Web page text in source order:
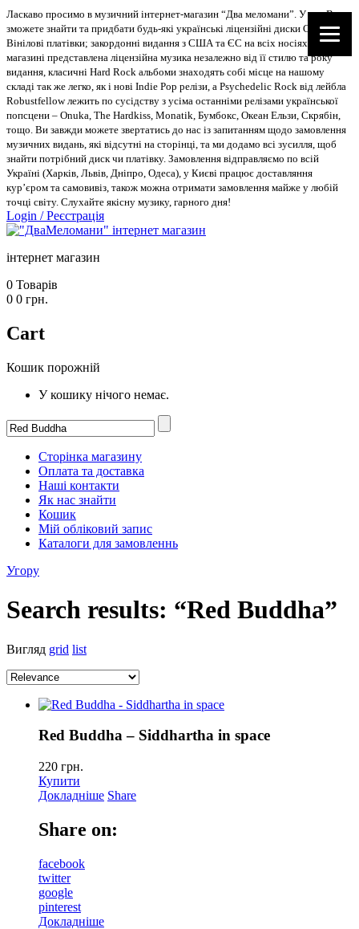
Ласкаво просимо в музичний інтернет-магазин “Два меломани”. У нас Ви
зможете знайти та придбати будь-які українські ліцензійні диски CD, DVD,
Вінілові платівки; закордонні видання з США та ЄС на всіх носіях. В
магазині представлена ліцензійна музика незалежно від її стилю та року
видання, класичні Hard Rock альбоми знаходять собі місце на нашому
складі так же легко, як і нові Indie Pop релізи, а Psychedelic Rock від лейбла
Robustfellow лежить по сусідству з усіма останніми релізами української
попсцени – Onuka, The Hardkiss, Monatik, Бумбокс, Океан Ельзи, Скрябін,
тощо. Ви завжди можете звертатись до нас із запитанням щодо замовлення
музичних видань, які відсутні на сторінці, та ми додамо всі зусилля, щоб
знайти потрібний диск чи платівку. Замовлення відправляємо по всій
Україні (Харків, Львів, Дніпро, Одеса), у Києві працює доставляння
кур’єром та самовивіз, також можна отримати замовлення майже у любій
точці світу. Слухайте якісну музику, гарного дня!
Login /Реєстрація
інтернет магазин
0 Товарів
0 0 грн.
Cart
Кошик порожній
У кошику нічого немає.
Сторінка магазину
Оплата та доставка
Наші контакти
Як нас знайти
Кошик
Мій обліковий запис
Каталоги для замовленнь
Угору
Search results: “Red Buddha”
Вигляд grid list
Red Buddha – Siddhartha in space
220 грн.
Купити
Докладніше Share
Share on:
facebook
twitter
google
pinterest
Докладніше